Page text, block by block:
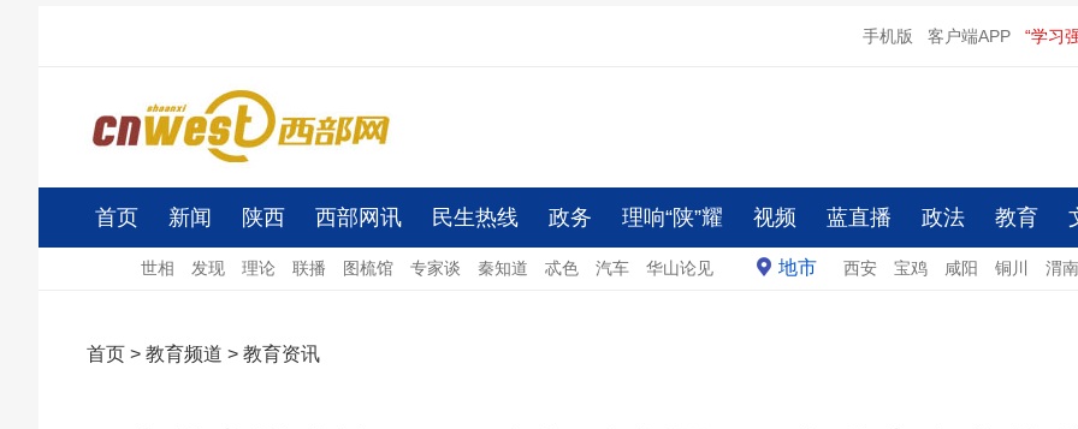
手机版 客户端APP “学习
首页 新闻 陕西 西部网讯 民生热线 政务 理响“陕”耀 视频 蓝直播 政法 教育
世相 发现 理论 联播 图梳馆 专家谈 秦知道 忒色 汽车 华山论见 地市 西安 宝鸡 咸阳 铜川 渭南
首页 > 教育频道 > 教育资讯